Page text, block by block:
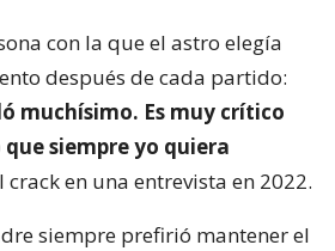
con la que el astro elegía
después de cada partido:
muchísimo. Es muy crítico
siempre yo quiera
crack en una entrevista en 2022.
siempre prefirió mantener el